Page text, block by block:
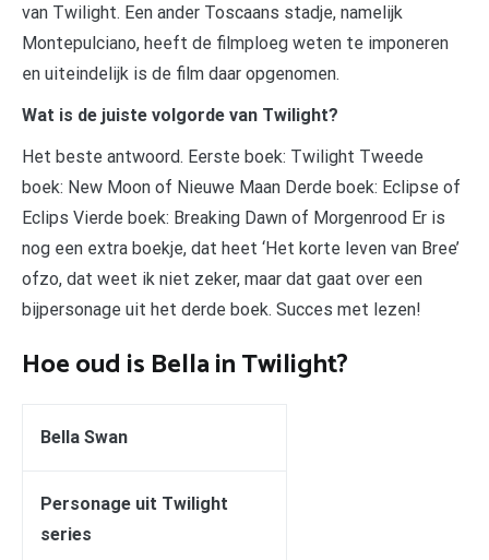
van Twilight. Een ander Toscaans stadje, namelijk
Montepulciano, heeft de filmploeg weten te imponeren
en uiteindelijk is de film daar opgenomen.
Wat is de juiste volgorde van Twilight?
Het beste antwoord. Eerste boek: Twilight Tweede
boek: New Moon of Nieuwe Maan Derde boek: Eclipse of
Eclips Vierde boek: Breaking Dawn of Morgenrood Er is
nog een extra boekje, dat heet ‘Het korte leven van Bree’
ofzo, dat weet ik niet zeker, maar dat gaat over een
bijpersonage uit het derde boek. Succes met lezen!
Hoe oud is Bella in Twilight?
Bella Swan
Personage uit Twilight
series